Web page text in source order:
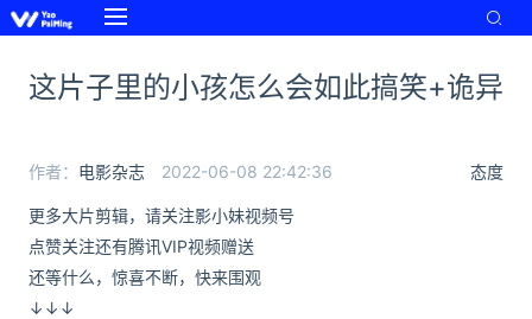
这片子里的小孩怎么会如此搞笑+诡异
态度
作者： 电影杂志 2022-06-08 22:42:36
更多大片剪辑，请关注影小妹视频号
点赞关注还有腾讯VIP视频赠送
还等什么，惊喜不断， 快来围观
↓↓↓